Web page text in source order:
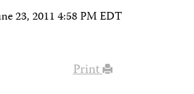
23, 2011 4:58 PM EDT
Print